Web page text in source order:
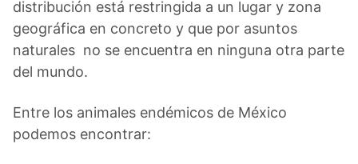
distribución está restringida a un lugar y zona
geográfica en concreto y que por asuntos
naturales no se encuentra en ninguna otra parte
del mundo.
Entre los animales endémicos de México
podemos encontrar: